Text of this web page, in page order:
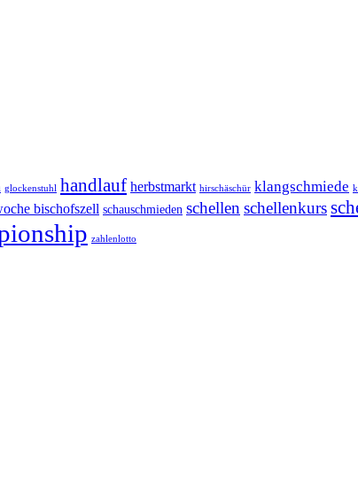
glockenstuhl handlauf herbstmarkt hirschäschür klangschmiede
bischofszell schauschmieden schellen schellenkurs
zahlenlotto